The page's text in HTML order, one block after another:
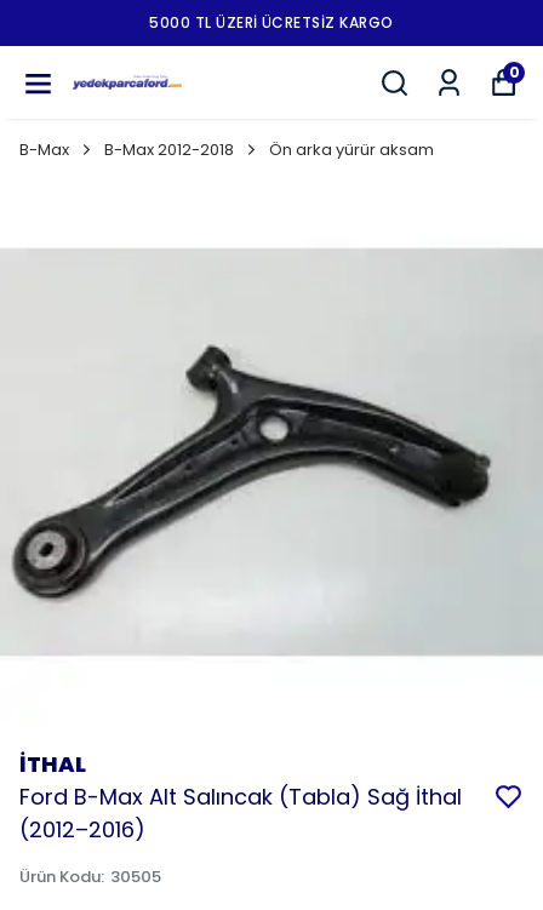
5000 TL ÜZERI ÜCRETSIZ KARGO
0
B-Max B-Max 2012-2018 Ön arka yürür aksam
İTHAL
Ford B-Max Alt Salıncak (Tabla) Sağ İthal
(2012–2016)
Ürün Kodu: 30505